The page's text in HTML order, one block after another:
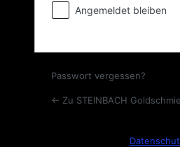
Angemeldet bleiben
Passwort vergessen?
← Zu STEINBACH